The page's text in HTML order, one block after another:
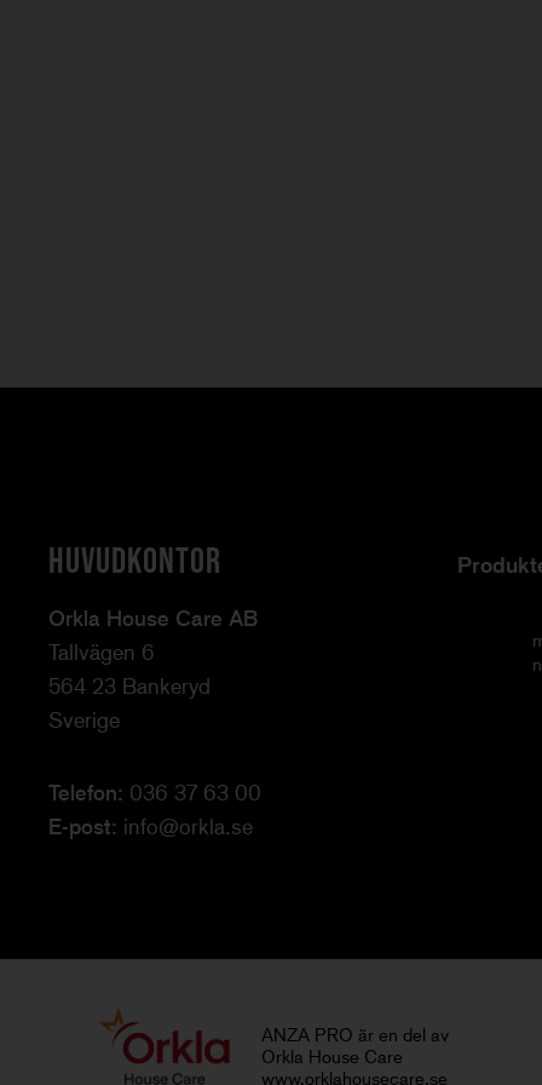
HUVUDKONTOR
Orkla House Care AB
Tallvägen 6
564 23 Bankeryd
Sverige
Telefon: 036 37 63 00
E-post: info@orkla.se
ANZA PRO är en del av
Orkla House Care
www.orklahousecare.se